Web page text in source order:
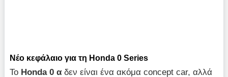
Νέο κεφάλαιο για τη Honda 0 Series
Το Honda 0 α δεν είναι ένα ακόμα concept car, αλλά